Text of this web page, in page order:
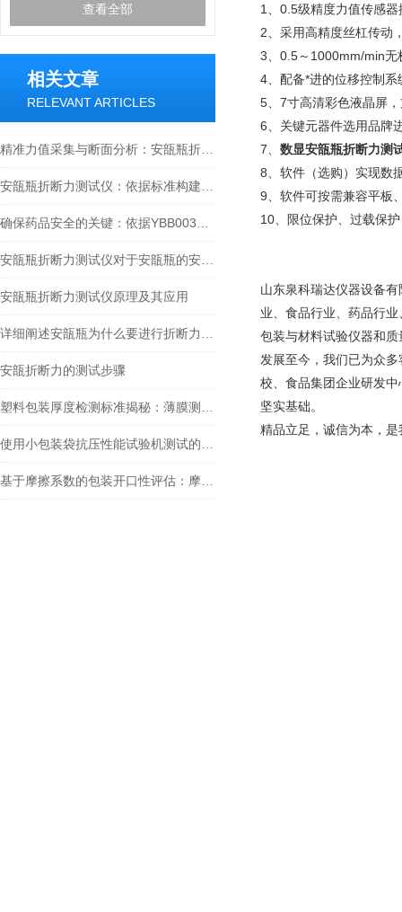
查看全部
相关文章
RELEVANT ARTICLES
安瓿瓶折断力测试仪原理及其应用
安瓿折断力的测试步骤
1、0.5级精度力值传感
2、采用高精度丝杠传动
3、0.5～1000mm/min无
4、配备*进的位移控制
5、7寸高清彩色液晶屏
6、关键元器件选用品牌
7、 数显安瓿瓶折断力测
8、软件（选购）实现数
9、软件可按需兼容平板
10、限位保护、过载保
山东泉科瑞达仪器设备
业、食品行业、药品行
包装与材料试验仪器和
发展至今，我们已为众
校、食品集团企业研发
坚实基础。
精品立足，诚信为本，